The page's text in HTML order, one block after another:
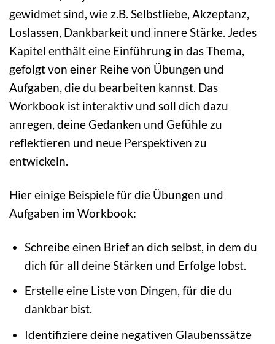
gewidmet sind, wie z.B. Selbstliebe, Akzeptanz,
Loslassen, Dankbarkeit und innere Stärke. Jedes
Kapitel enthält eine Einführung in das Thema,
gefolgt von einer Reihe von Übungen und
Aufgaben, die du bearbeiten kannst. Das
Workbook ist interaktiv und soll dich dazu
anregen, deine Gedanken und Gefühle zu
reflektieren und neue Perspektiven zu
entwickeln.
Hier einige Beispiele für die Übungen und
Aufgaben im Workbook:
Schreibe einen Brief an dich selbst, in dem du
dich für all deine Stärken und Erfolge lobst.
Erstelle eine Liste von Dingen, für die du
dankbar bist.
Identifiziere deine negativen Glaubenssätze